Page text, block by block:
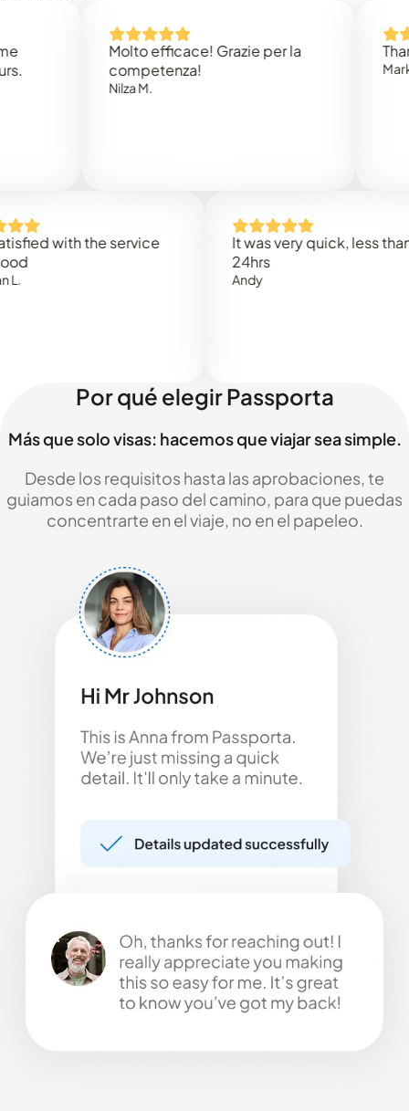
Molto efficace! Grazie per la
competenza!
Nilza M.
Thank
Mark N.
with the service
It was very quick, less than
24hrs
Por qué elegir Passporta
Más que solo visas: hacemos que viajar sea simple.
Desde los requisitos hasta las aprobaciones, te
guiamos en cada paso del camino, para que puedas
concentrarte en el viaje, no en el papeleo.